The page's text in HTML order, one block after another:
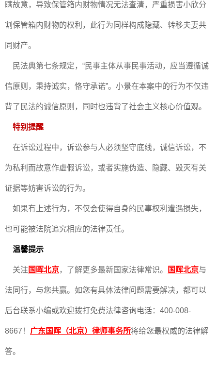
瞒故意，导致保管箱内财物情况无法查清，严重损害小欣分
割保管箱内财物的权利，此行为同样构成隐藏、转移夫妻共
同财产。
民法典第七条规定，“民事主体从事民事活动，应当遵循诚
信原则，秉持诚实，恪守承诺”。小景在本案中的行为不仅违
背了民法的诚信原则，同时也违背了社会主义核心价值观。
特别提醒
在诉讼过程中，诉讼参与人必须坚守底线，诚信诉讼，不
为私利而故意作虚假诉讼，或者实施伪造、隐藏、毁灭有关
证据等妨害诉讼的行为。
如果有上述行为，不仅会使得自身的民事权利遭遇损失，
也可能被法院追究相应的法律责任。
温馨提示
关注 国晖北京，了解更多最新国家法律常识。 国晖北京与
法同行，与您共赢。如您有具体法律问题需要解决，都可以
后台联系小编或欢迎拨打免费法律咨询电话：400-008-
8667！ 广东国晖（北京）律师事务所将给您最权威的法律解
答。